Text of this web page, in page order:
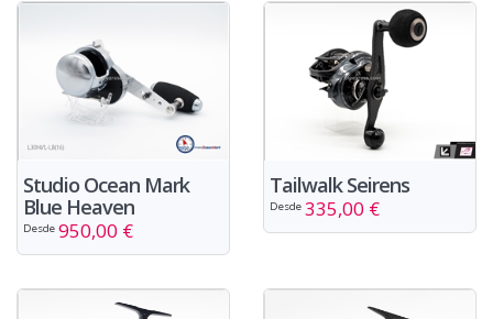
Studio Ocean Mark
Blue Heaven
Desde 950,00 €
Tailwalk Seirens
Desde 335,00 €